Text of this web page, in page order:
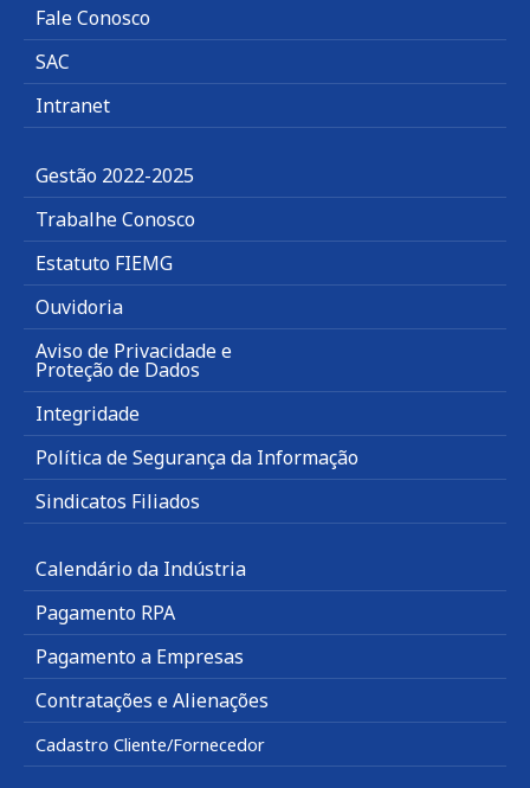
Fale Conosco
SAC
Intranet
Gestão 2022-2025
Trabalhe Conosco
Estatuto FIEMG
Ouvidoria
Aviso de Privacidade e
Proteção de Dados
Integridade
Política de Segurança da Informação
Sindicatos Filiados
Calendário da Indústria
Pagamento RPA
Pagamento a Empresas
Contratações e Alienações
Cadastro Cliente/Fornecedor